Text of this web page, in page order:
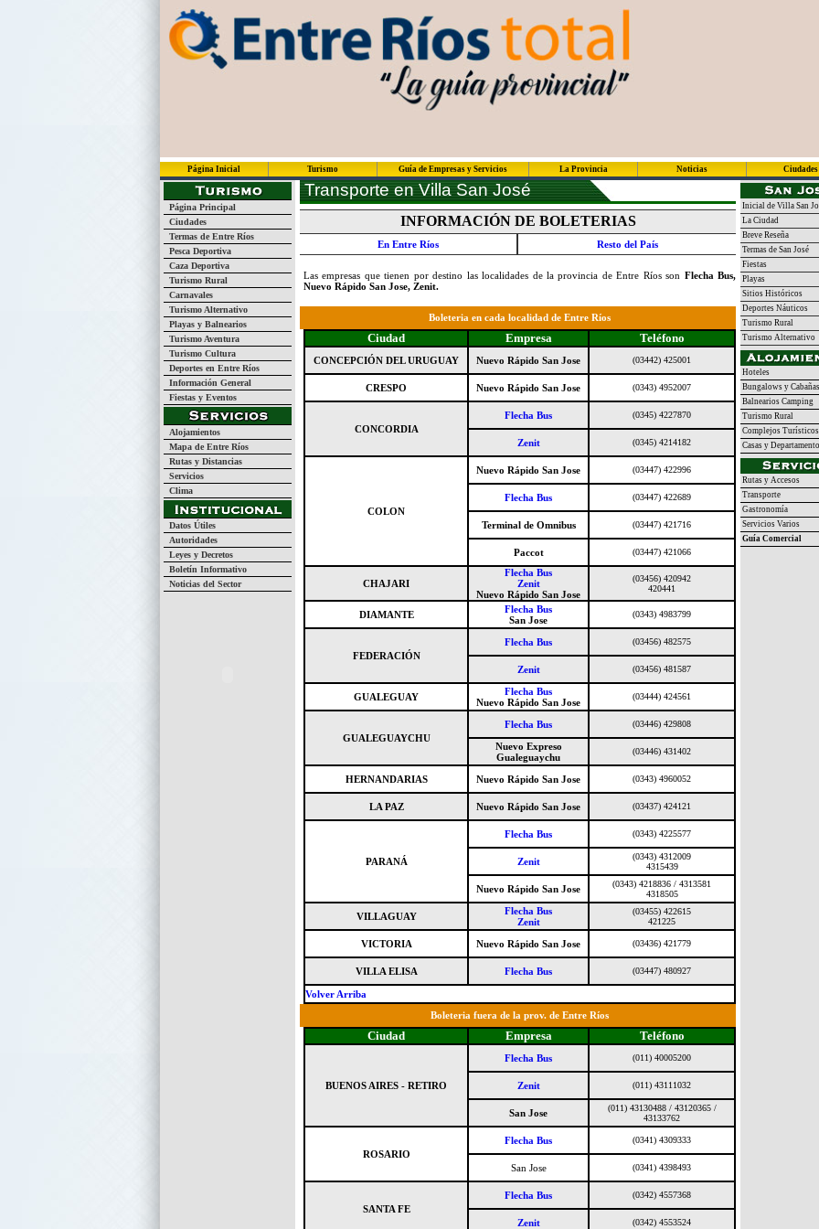
Página Inicial Turismo Guía de Empresas y Servicios La Provincia Noticias Ciudades
Página Principal
Ciudades
Termas de Entre Ríos
Pesca Deportiva
Caza Deportiva
Turismo Rural
Carnavales
Turismo Alternativo
Playas y Balnearios
Turismo Aventura
Turismo Cultura
Deportes en Entre Ríos
Información General
Fiestas y Eventos
Alojamientos
Mapa de Entre Ríos
Rutas y Distancias
Servicios
Clima
Datos Útiles
Autoridades
Leyes y Decretos
Boletín Informativo
Noticias del Sector
Transporte en Villa San José
INFORMACIÓN DE BOLETERIAS
En Entre Ríos Resto del País
Las empresas que tienen por destino las localidades de la provincia de Entre Ríos son Flecha Bus,
Nuevo Rápido San Jose, Zenit.
Boleteria en cada localidad de Entre Ríos
Ciudad Empresa Teléfono
CONCEPCIÓN DEL URUGUAY Nuevo Rápido San Jose (03442) 425001
CRESPO Nuevo Rápido San Jose (0343) 4952007
CONCORDIA
Flecha Bus (0345) 4227870
Zenit (0345) 4214182
COLON
Nuevo Rápido San Jose (03447) 422996
Flecha Bus (03447) 422689
Terminal de Omnibus (03447) 421716
Paccot (03447) 421066
CHAJARI
Flecha Bus
Zenit
Nuevo Rápido San Jose
(03456) 420942
420441
DIAMANTE
Flecha Bus
San Jose
(0343) 4983799
FEDERACIÓN
Flecha Bus (03456) 482575
Zenit (03456) 481587
GUALEGUAY
Flecha Bus
Nuevo Rápido San Jose
(03444) 424561
GUALEGUAYCHU
Flecha Bus (03446) 429808
Nuevo Expreso
Gualeguaychu
(03446) 431402
HERNANDARIAS Nuevo Rápido San Jose (0343) 4960052
LA PAZ Nuevo Rápido San Jose (03437) 424121
PARANÁ
Flecha Bus (0343) 4225577
Zenit
(0343) 4312009
4315439
Nuevo Rápido San Jose
(0343) 4218836 / 4313581
4318505
VILLAGUAY
Flecha Bus
Zenit
(03455) 422615
421225
VICTORIA Nuevo Rápido San Jose (03436) 421779
VILLA ELISA Flecha Bus (03447) 480927
Volver Arriba
Boleteria fuera de la prov. de Entre Ríos
Ciudad Empresa Teléfono
BUENOS AIRES - RETIRO
Flecha Bus (011) 40005200
Zenit (011) 43111032
San Jose
(011) 43130488 / 43120365 /
43133762
ROSARIO
Flecha Bus (0341) 4309333
San Jose (0341) 4398493
SANTA FE
Flecha Bus (0342) 4557368
Zenit (0342) 4553524
Inicial de Villa San
La Ciudad
Breve Reseña
Termas de San José
Fiestas
Playas
Sitios Históricos
Deportes Náuticos
Turismo Rural
Turismo Alternativo
Hoteles
Bungalows y Cabañas
Balnearios Camping
Turismo Rural
Complejos Turísticos
Casas y
Rutas y Accesos
Transporte
Gastronomía
Servicios Varios
Guía Comercial